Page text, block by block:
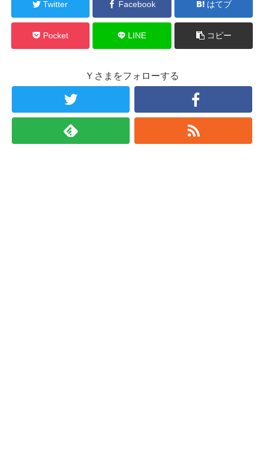
Twitter Facebook はてブ
Pocket LINE コピー
Ｙさまをフォローする